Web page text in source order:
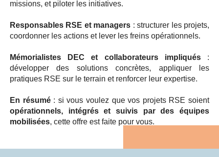
missions, et piloter les initiatives.
Responsables RSE et managers : structurer les projets,
coordonner les actions et lever les freins opérationnels.
Mémorialistes DEC et collaborateurs impliqués:
développer des solutions concrètes, appliquer les
pratiques RSE sur le terrain et renforcer leur expertise.
En résumé: si vous voulez que vos projets RSE soient
opérationnels, intégrés et suivis par des équipes
mobilisées, cette offre est faite pour vous.